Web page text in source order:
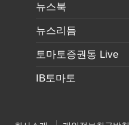
뉴스북
뉴스리듬
토마토증권통 Live
IB토마토